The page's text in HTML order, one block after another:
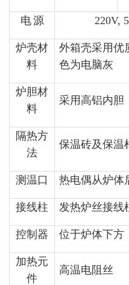
电源 220V,
炉壳材
料
外箱壳采用优
色为电脑灰
炉胆材
料
采用高铝内胆
隔热方
法
保温砖及保温
测温口 热电偶从炉体
接线柱 发热炉丝接线
控制器 位于炉体下方
加热元
件
高温电阻丝